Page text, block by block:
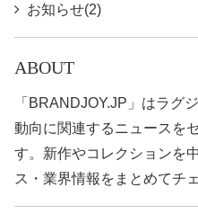
お知らせ(2)
ABOUT
「BRANDJOY.JP」はラグ
動向に関連するニュースを
す。新作やコレクションを
ス・業界情報をまとめてチ